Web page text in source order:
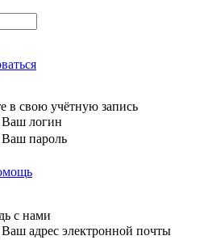
в свою учётную запись
Ваш логин
Ваш пароль
с нами
Ваш адрес электронной почты